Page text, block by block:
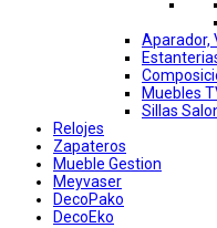
Aparador,
Muebles
Sillas
Relojes
Zapateros
Mueble Gestion
Meyvaser
DecoPako
DecoEko